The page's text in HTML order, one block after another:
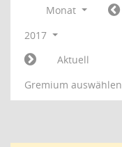
Monat
2017
Aktuell
Gremium auswählen